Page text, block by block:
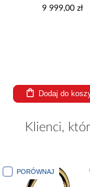
9 999,00 zł
Dodaj do
Klienci,
PORÓWNAJ